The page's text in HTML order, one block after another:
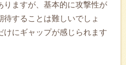
りますが、基本的に攻撃性が
することは難しいでしょ
けにギャップが感じられます